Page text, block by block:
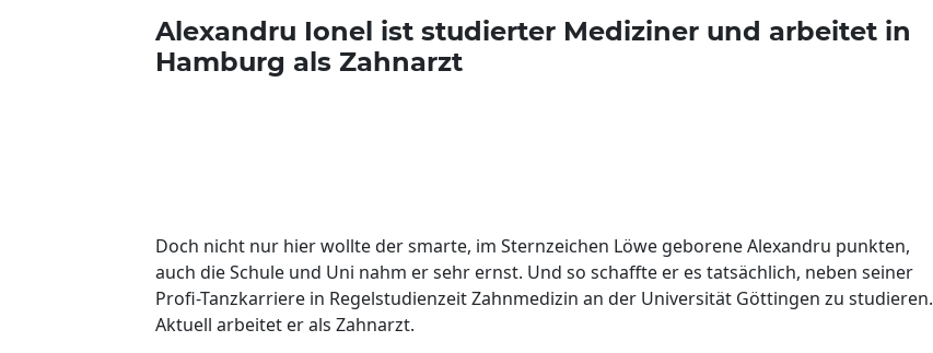
Alexandru Ionel ist studierter Mediziner und arbeitet in
Hamburg als Zahnarzt
Doch nicht nur hier wollte der smarte, im Sternzeichen Löwe geborene Alexandru punkten,
auch die Schule und Uni nahm er sehr ernst. Und so schaffte er es tatsächlich, neben seiner
Profi-Tanzkarriere in Regelstudienzeit Zahnmedizin an der Universität Göttingen zu studieren.
Aktuell arbeitet er als Zahnarzt.